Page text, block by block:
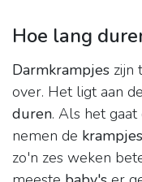
Hoe lang
Darmkrampjes zijn
over. Het ligt aan
duren. Als het
nemen de krampjes
zo'n zes weken